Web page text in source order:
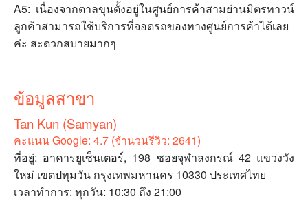
A5: เนื่องจากตาลขุนตั้งอยู่ในศูนย์การค้าสามย่านมิตรทาวน์
ลูกค้าสามารถใช้บริการที่จอดรถของทางศูนย์การค้าได้เลย
ค่ะ สะดวกสบายมากๆ
ข้อมูลสาขา
Tan Kun (Samyan)
คะแนน Google: 4.7 (จำนวนรีวิว: 2641)
ที่อยู่: อาคารยูเซ็นเตอร์, 198 ซอยจุฬาลงกรณ์ 42 แขวงวัง
ใหม่ เขตปทุมวัน กรุงเทพมหานคร 10330 ประเทศไทย
เวลาทำการ: ทุกวัน: 10:30 ถึง 21:00